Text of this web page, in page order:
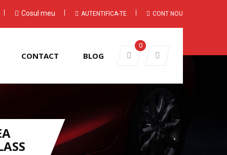
Cosul meu AUTENTIFICA-TE CONT NOU
0
CONTACT BLOG